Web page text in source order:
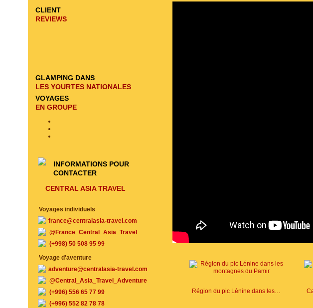
Région du pic Lénine dans les montagnes du Pamir
CLIENT
REVIEWS
GLAMPING DANS
LES YOURTES NATIONALES
VOYAGES
EN GROUPE
INFORMATIONS POUR
CONTACTER
CENTRAL ASIA TRAVEL
Voyages individuels
france@centralasia-travel.com
@France_Central_Asia_Travel
(+998) 50 508 95 99
Voyage d'aventure
adventure@centralasia-travel.com
@Central_Asia_Travel_Adventure
(+996) 556 65 77 99
(+996) 552 82 78 78